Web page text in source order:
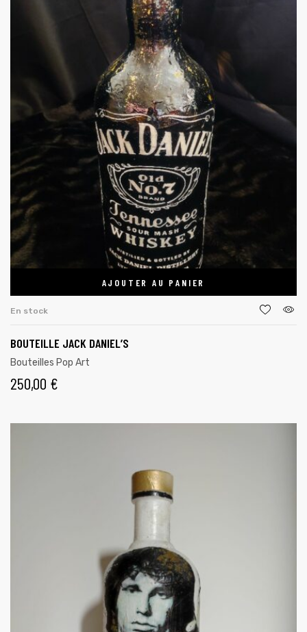
AJOUTER AU PANIER
En stock
BOUTEILLE JACK DANIEL’S
Bouteilles Pop Art
250,00 €